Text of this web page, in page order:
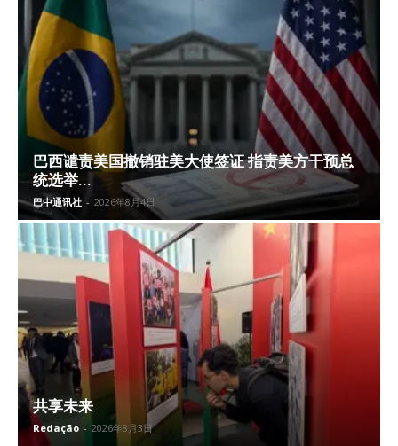
巴西谴责美国撤销驻美大使签证 指责美方干预总
统选举...
巴中通讯社 - 2026年8月4日
共享未来
Redação - 2026年8月3日